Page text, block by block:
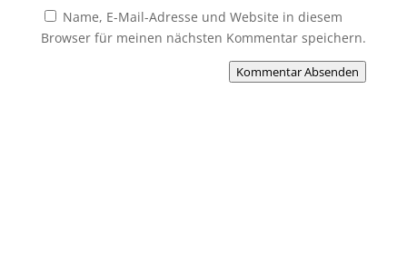
Name, E-Mail-Adresse und Website in diesem
Browser für meinen nächsten Kommentar speichern.
Kommentar Absenden